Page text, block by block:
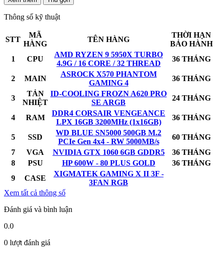
Thông số kỹ thuật
STT
MÃ
HÀNG
TÊN HÀNG
THỜI HẠN
BẢO HÀNH
1
CPU
AMD RYZEN 9 5950X TURBO
4.9G / 16 CORE / 32 THREAD
36 THÁNG
2 MAIN
ASROCK X570 PHANTOM
GAMING 4
36 THÁNG
3
TẢN
NHIỆT
ID-COOLING FROZN A620 PRO
SE ARGB
24 THÁNG
4 RAM
DDR4 CORSAIR VENGEANCE
LPX 16GB 3200MHz (1x16GB)
36 THÁNG
5 SSD
WD BLUE SN5000 500GB M.2
PCIe Gen 4x4 - RW 5000MB/s
60 THÁNG
7
VGA NVIDIA GTX 1060 6GB GDDR5
36 THÁNG
8
PSU HP 600W - 80 PLUS GOLD
36 THÁNG
9
CASE
XIGMATEK GAMING X II 3F -
3FAN RGB
Xem tất cả thông số
Đánh giá và bình luận
0.0
0 lượt đánh giá